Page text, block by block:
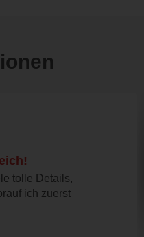
tolle Details,
ich zuerst